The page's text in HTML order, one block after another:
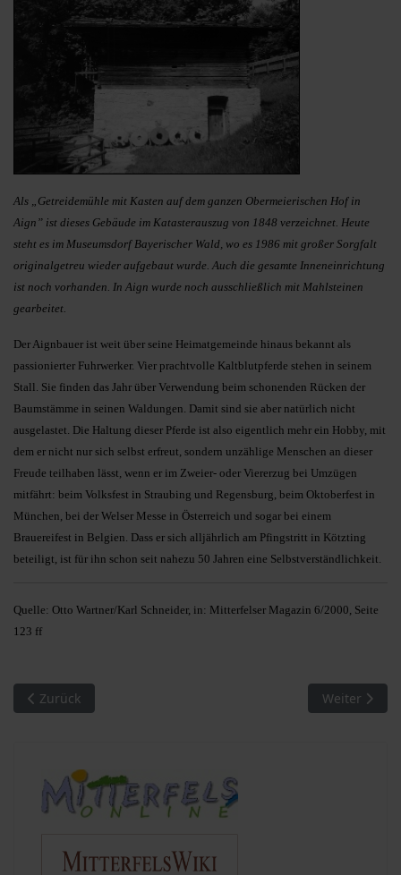
Als „Getreidemühle mit Kasten auf dem ganzen Obermeierischen Hof in
Aign” ist dieses Gebäude im Katasterauszug von 1848 verzeichnet. Heute
steht es im Museumsdorf Bayerischer Wald, wo es 1986 mit großer Sorgfalt
originalgetreu wieder aufgebaut wurde. Auch die gesamte Inneneinrichtung
ist noch vorhanden. In Aign wurde noch ausschließlich mit Mahlsteinen
gearbeitet.
Der Aignbauer ist weit über seine Heimatgemeinde hinaus bekannt als
passionierter Fuhrwerker. Vier prachtvolle Kaltblutpferde stehen in seinem
Stall. Sie finden das Jahr über Verwendung beim schonenden Rücken der
Baumstämme in seinen Waldungen. Damit sind sie aber natürlich nicht
ausgelastet. Die Haltung dieser Pferde ist also eigentlich mehr ein Hobby, mit
dem er nicht nur sich selbst erfreut, sondern unzählige Menschen an dieser
Freude teilhaben lässt, wenn er im Zweier- oder Viererzug bei Umzügen
mitfährt: beim Volksfest in Straubing und Regensburg, beim Oktoberfest in
München, bei der Welser Messe in Österreich und sogar bei einem
Brauereifest in Belgien. Dass er sich alljährlich am Pfingstritt in Kötzting
beteiligt, ist für ihn schon seit nahezu 50 Jahren eine Selbstverständlichkeit.
Quelle: Otto Wartner/Karl Schneider, in: Mitterfelser Magazin 6/2000, Seite
123 ff
Vorheriger Beitrag: Begegnung mit Menschen (6). Drei
Zurück Nächster
Weiter